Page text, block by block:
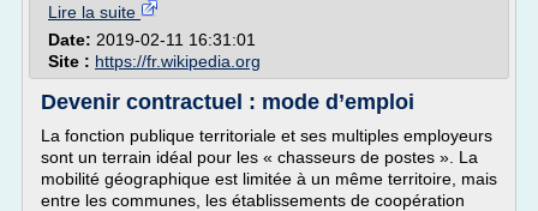
Lire la suite
Date: 2019-02-11 16:31:01
Site : https://fr.wikipedia.org
Devenir contractuel : mode d’emploi
La fonction publique territoriale et ses multiples employeurs
sont un terrain idéal pour les « chasseurs de postes ». La
mobilité géographique est limitée à un même territoire, mais
entre les communes, les établissements de coopération